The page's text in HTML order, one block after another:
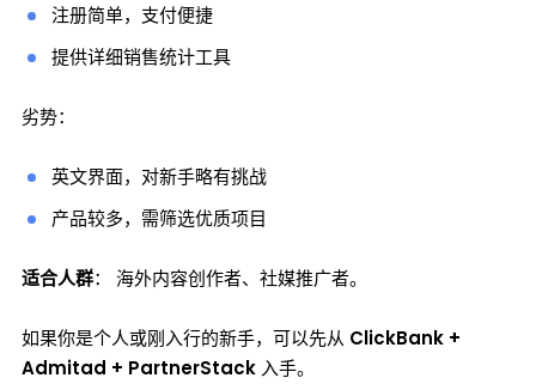
注册简单，支付便捷
提供详细销售统计工具
劣势：
英文界面，对新手略有挑战
产品较多，需筛选优质项目
适合人群： 海外内容创作者、社媒推广者。
如果你是个人或刚入行的新手，可以先从 ClickBank +
Admitad + PartnerStack 入手。